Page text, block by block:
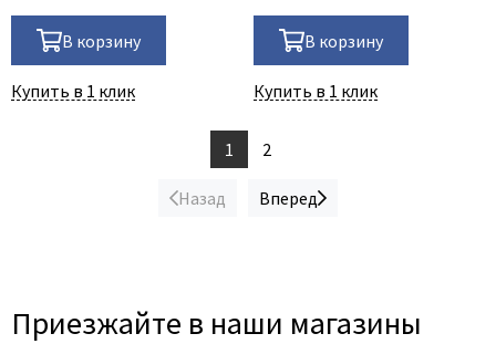
В корзину
Купить в 1 клик
В корзину
Купить в 1 клик
Назад
1 2
Вперед
Приезжайте в наши магазины